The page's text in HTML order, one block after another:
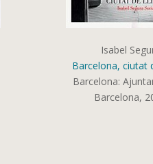
Isabel
Barcelona, ciutat
Barcelona:
Barcelona,